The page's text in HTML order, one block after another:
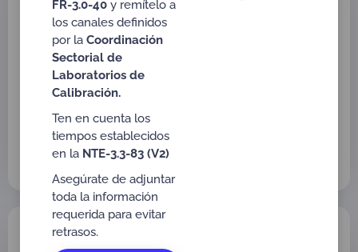
DEL PLAN DE PARTICIPACIÓN EN
ENSAYOS DE APTITUD Y/O
COMPARACIONES DISTINTAS A ENSAYOS
DE APTITUD
Vigente a partir de: 2026-05-04
Vigente
Tipo:Anexos
Dirigido a:
Criterios de Evaluación
Laboratorios Médicos o Clínicos (LCL)
FR-3.0-40y remítelo a
los canales definidos
por la Coordinación
Sectorial de
Laboratorios de
Calibración.
Ten en cuenta los
tiempos establecidos
en la NTE-3.3-83 (V2)
Asegúrate de adjuntar
toda la información
requerida para evitar
retrasos.